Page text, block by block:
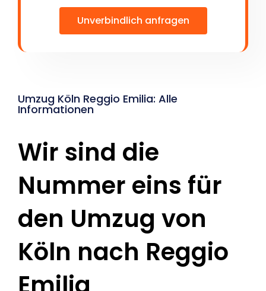
Unverbindlich anfragen
Umzug Köln Reggio Emilia: Alle
Informationen
Wir sind die
Nummer eins für
den Umzug von
Köln nach Reggio